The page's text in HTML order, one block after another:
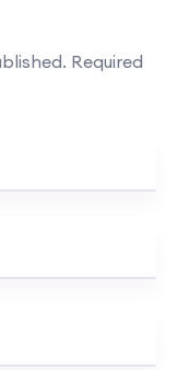
Required